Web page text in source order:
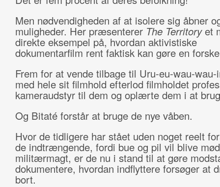
Men nødvendigheden af at isolere sig åbner
muligheder. Her præsenterer The Territoryet
direkte eksempel på, hvordan aktivistiske
dokumentarfilm rent faktisk kan gøre en
Frem for at vende tilbage til Uru-eu-wau-wau-
med hele sit filmhold efterlod filmholdet
kameraudstyr til dem og oplærte dem i at
Og Bitaté forstår at bruge de nye våben.
Hvor de tidligere har stået uden noget reelt
de indtrængende, fordi bue og pil vil blive
militærmagt, er de nu i stand til at gøre
dokumentere, hvordan indflyttere forsøger at
bort.